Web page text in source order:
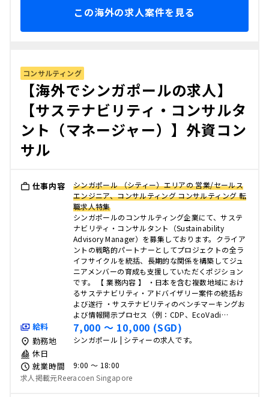
この海外の求人案件を見る
コンサルティング
【海外でシンガポールの求人】
【サステナビリティ・コンサルタ
ント（マネージャー）】外資コン
サル
仕事内容
シンガポール （シティー）エリアの 営業/セールス
エンジニア、コンサルティング コンサルティング 転
職求人特集
シンガポールのコンサルティング企業にて、サステ
ナビリティ・コンサルタント（Sustainability
Advisory Manager）を募集しております。クライア
ントの戦略的パートナーとしてプロジェクトの全ラ
イフサイクルを統括、長期的な関係を構築してジュ
ニアメンバーの育成も支援していただくポジション
です。 【 業務内容 】 ・日本を含む複数地域におけ
るサステナビリティ・アドバイザリー案件の統括お
よび遂行 ・サステナビリティのベンチマーキングお
よび情報開示プロセス（例：CDP、EcoVadi…
給料 7,000 〜 10,000 (SGD)
勤務地 シンガポール | シティーの求人です。
休日
就業時間
9:00 〜 18:00
求人掲載元Reeracoen Singapore